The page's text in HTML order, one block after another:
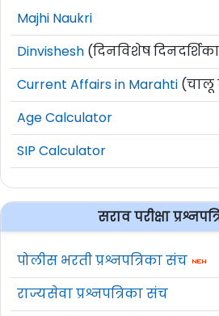
Majhi Naukri
Dinvishesh (दिनविशेष
Current Affairs in Marahti (चालू
Age Calculator
SIP Calculator
सराव परीक्षा
पोलीस भरती प्रश्नपत्रिका संच
राज्यसेवा प्रश्नपत्रिका संच